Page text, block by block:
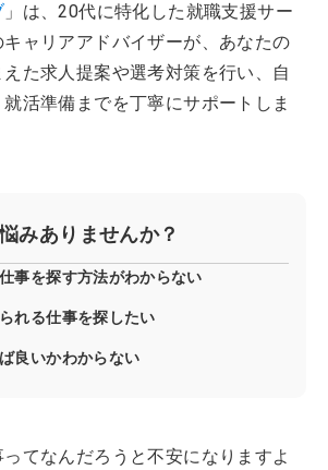
」は、20代に特化した就職支援サー
ャリアアドバイザーが、あなたの
た求人提案や選考対策を行い、自
活準備までを丁寧にサポートしま
みありませんか？
事を探す方法がわからない
れる仕事を探したい
良いかわからない
てなんだろうと不安になりますよ